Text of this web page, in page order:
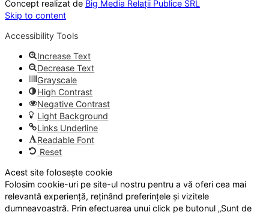
Concept realizat de Big Media Relații Publice SRL
Skip to content
Accessibility Tools
Increase Text
Decrease Text
Grayscale
High Contrast
Negative Contrast
Light Background
Links Underline
Readable Font
Reset
Acest site folosește cookie
Folosim cookie-uri pe site-ul nostru pentru a vă oferi cea mai
relevantă experiență, reținând preferințele și vizitele
dumneavoastră. Prin efectuarea unui click pe butonul „Sunt de